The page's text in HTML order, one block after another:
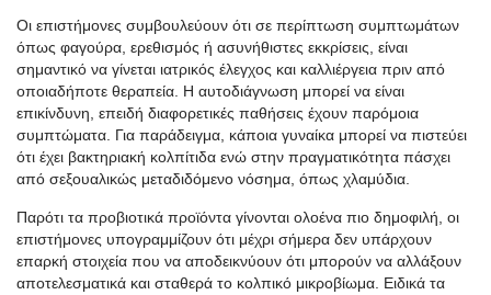
Οι επιστήμονες συμβουλεύουν ότι σε περίπτωση συμπτωμάτων
όπως φαγούρα, ερεθισμός ή ασυνήθιστες εκκρίσεις, είναι
σημαντικό να γίνεται ιατρικός έλεγχος και καλλιέργεια πριν από
οποιαδήποτε θεραπεία. Η αυτοδιάγνωση μπορεί να είναι
επικίνδυνη, επειδή διαφορετικές παθήσεις έχουν παρόμοια
συμπτώματα. Για παράδειγμα, κάποια γυναίκα μπορεί να πιστεύει
ότι έχει βακτηριακή κολπίτιδα ενώ στην πραγματικότητα πάσχει
από σεξουαλικώς μεταδιδόμενο νόσημα, όπως χλαμύδια.
Παρότι τα προβιοτικά προϊόντα γίνονται ολοένα πιο δημοφιλή, οι
επιστήμονες υπογραμμίζουν ότι μέχρι σήμερα δεν υπάρχουν
επαρκή στοιχεία που να αποδεικνύουν ότι μπορούν να αλλάξουν
αποτελεσματικά και σταθερά το κολπικό μικροβίωμα. Ειδικά τα